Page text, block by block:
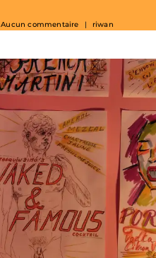
Aucun commentaire riwan